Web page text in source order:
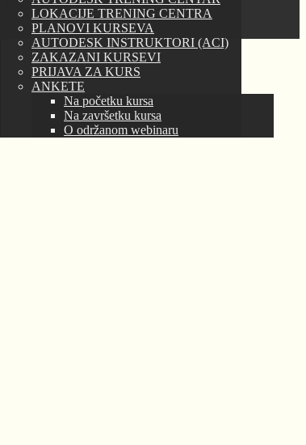
LOKACIJE TRENING CENTRA
PLANOVI KURSEVA
AUTODESK INSTRUKTORI (ACI)
ZAKAZANI KURSEVI
PRIJAVA ZA KURS
ANKETE
Na početku kursa
Na završetku kursa
O održanom webinaru